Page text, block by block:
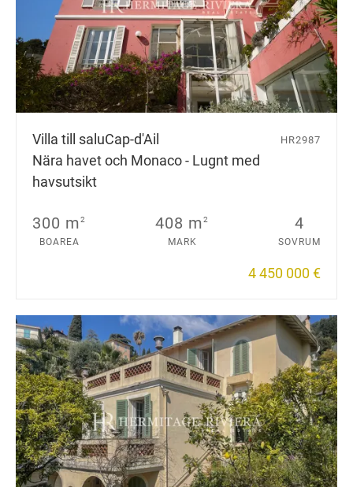
Villa till saluCap-d'Ail
Nära havet och Monaco - Lugnt med
havsutsikt
HR2987
300 m2
BOAREA
408 m2
MARK
4
SOVRUM
4 450 000 €